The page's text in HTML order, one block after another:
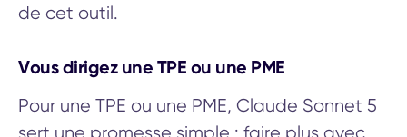
de cet outil.
Vous dirigez une TPE ou une PME
Pour une TPE ou une PME, Claude Sonnet 5